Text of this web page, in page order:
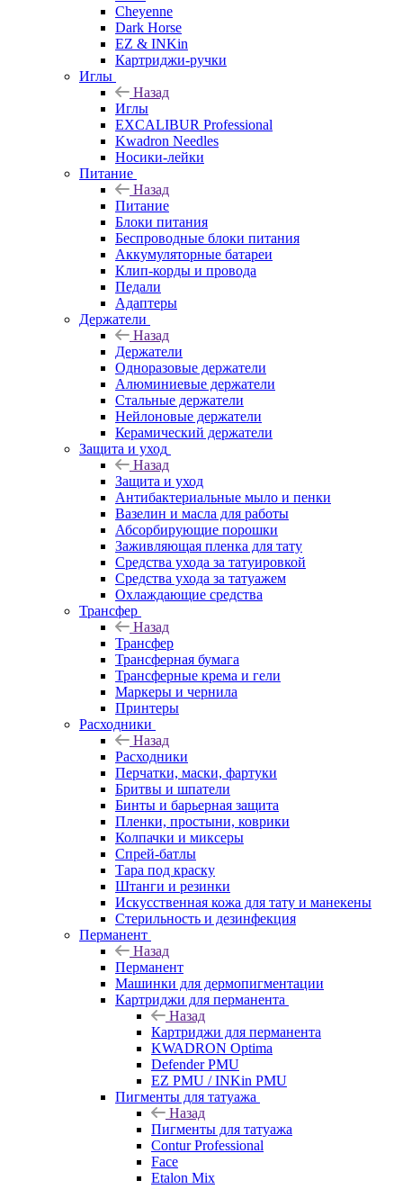
Cheyenne
Dark Horse
EZ & INKin
Картриджи-ручки
Иглы
Назад
Иглы
EXCALIBUR Professional
Kwadron Needles
Носики-лейки
Питание
Назад
Питание
Блоки питания
Беспроводные блоки питания
Аккумуляторные батареи
Клип-корды и провода
Педали
Адаптеры
Держатели
Назад
Держатели
Одноразовые держатели
Алюминиевые держатели
Стальные держатели
Нейлоновые держатели
Керамический держатели
Защита и уход
Назад
Защита и уход
Антибактериальные мыло и пенки
Вазелин и масла для работы
Абсорбирующие порошки
Заживляющая пленка для тату
Средства ухода за татуировкой
Средства ухода за татуажем
Охлаждающие средства
Трансфер
Назад
Трансфер
Трансферная бумага
Трансферные крема и гели
Маркеры и чернила
Принтеры
Расходники
Назад
Расходники
Перчатки, маски, фартуки
Бритвы и шпатели
Бинты и барьерная защита
Пленки, простыни, коврики
Колпачки и миксеры
Спрей-батлы
Тара под краску
Штанги и резинки
Искусственная кожа для тату и манекены
Стерильность и дезинфекция
Перманент
Назад
Перманент
Машинки для дермопигментации
Картриджи для перманента
Назад
Картриджи для перманента
KWADRON Optima
Defender PMU
EZ PMU / INKin PMU
Пигменты для татуажа
Назад
Пигменты для татуажа
Contur Professional
Face
Etalon Mix